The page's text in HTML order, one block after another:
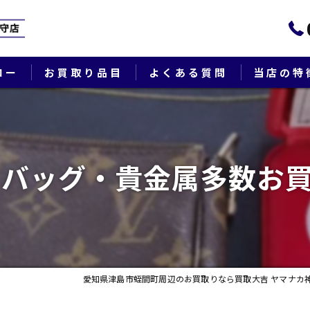
ー お買取り品目 よくある質問 当店の特
ブランド
貴金属
切手
生前整理・
ッグ・貴金属多数お
愛知県津島市蛭間町周辺のお買取りなら買取大吉 ヤマナカ